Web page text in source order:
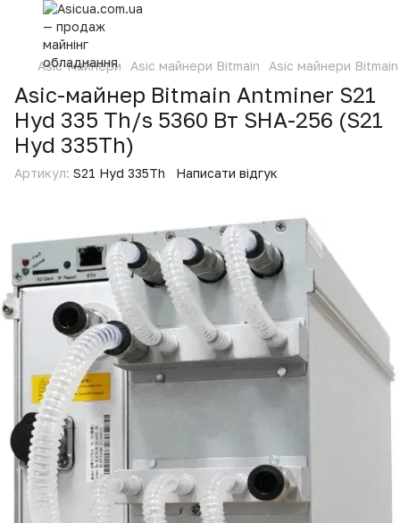
Asic-майнери Asic майнери Bitmain Asic майнери
Asic-майнер Bitmain Antminer S21
Hyd 335 Th/s 5360 Вт SHA-256 (S21
Hyd 335Th)
Артикул: S21 Hyd 335Th Написати відгук